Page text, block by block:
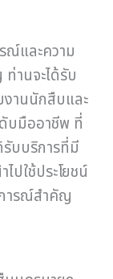
ณ์และความ
านจะได้รับ
านนักสืบและ
บมืออาชีพ ที่
รับบริการที่มี
ปใช้ประโยชน์
การณ์สำคัญ